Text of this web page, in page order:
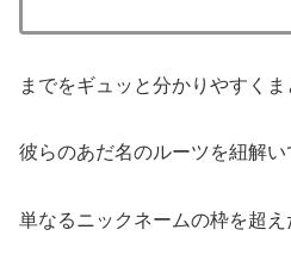
までをギュッと分かりやすくま
彼らのあだ名のルーツを紐解い
単なるニックネームの枠を超え